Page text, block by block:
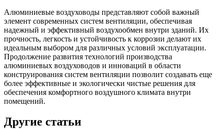
Алюминиевые воздуховоды представляют собой важный
элемент современных систем вентиляции, обеспечивая
надежный и эффективный воздухообмен внутри зданий. Их
прочность, легкость и устойчивость к коррозии делают их
идеальным выбором для различных условий эксплуатации.
Продолжение развития технологий производства
алюминиевых воздуховодов и инноваций в области
конструирования систем вентиляции позволит создавать еще
более эффективные и экологически чистые решения для
обеспечения комфортного воздушного климата внутри
помещений.
Другие статьи